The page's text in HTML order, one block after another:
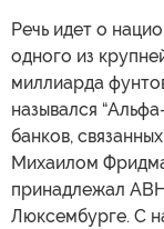
Речь идет о
одного из
миллиарда
назывался
банков,
Михаилом
принадлежал
Люксембурге. С